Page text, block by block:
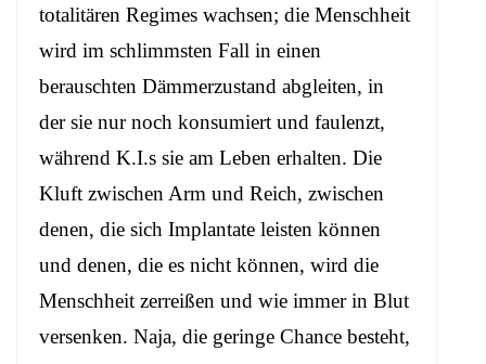
totalitären Regimes wachsen; die Menschheit
wird im schlimmsten Fall in einen
berauschten Dämmerzustand abgleiten, in
der sie nur noch konsumiert und faulenzt,
während K.I.s sie am Leben erhalten. Die
Kluft zwischen Arm und Reich, zwischen
denen, die sich Implantate leisten können
und denen, die es nicht können, wird die
Menschheit zerreißen und wie immer in Blut
versenken. Naja, die geringe Chance besteht,